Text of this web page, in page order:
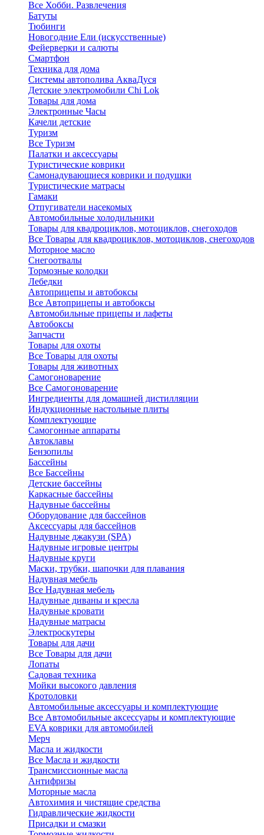
Все Хобби. Развлечения
Батуты
Тюбинги
Новогодние Ели (искусственные)
Фейерверки и салюты
Смартфон
Техника для дома
Системы автополива АкваДуся
Детские электромобили Chi Lok
Товары для дома
Электронные Часы
Качели детские
Туризм
Все Туризм
Палатки и аксессуары
Туристические коврики
Самонадувающиеся коврики и подушки
Туристические матрасы
Гамаки
Отпугиватели насекомых
Автомобильные холодильники
Товары для квадроциклов, мотоциклов, снегоходов
Все Товары для квадроциклов, мотоциклов, снегоходов
Моторное масло
Снегоотвалы
Тормозные колодки
Лебедки
Автоприцепы и автобоксы
Все Автоприцепы и автобоксы
Автомобильные прицепы и лафеты
Автобоксы
Запчасти
Товары для охоты
Все Товары для охоты
Товары для животных
Самогоноварение
Все Самогоноварение
Ингредиенты для домашней дистилляции
Индукционные настольные плиты
Комплектующие
Самогонные аппараты
Автоклавы
Бензопилы
Бассейны
Все Бассейны
Детские бассейны
Каркасные бассейны
Надувные бассейны
Оборудование для бассейнов
Аксессуары для бассейнов
Надувные джакузи (SPA)
Надувные игровые центры
Надувные круги
Маски, трубки, шапочки для плавания
Надувная мебель
Все Надувная мебель
Надувные диваны и кресла
Надувные кровати
Надувные матрасы
Электроскутеры
Товары для дачи
Все Товары для дачи
Лопаты
Садовая техника
Мойки высокого давления
Кротоловки
Автомобильные аксессуары и комплектующие
Все Автомобильные аксессуары и комплектующие
EVA коврики для автомобилей
Мерч
Масла и жидкости
Все Масла и жидкости
Трансмиссионные масла
Антифризы
Моторные масла
Автохимия и чистящие средства
Гидравлические жидкости
Присадки и смазки